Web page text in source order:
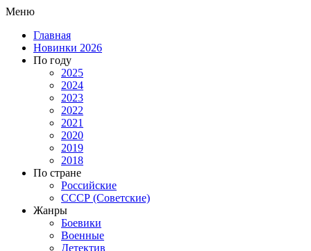
Меню
Главная
Новинки 2026
По году
2025
2024
2023
2022
2021
2020
2019
2018
По стране
Российские
СССР (Советские)
Жанры
Боевики
Военные
Детектив